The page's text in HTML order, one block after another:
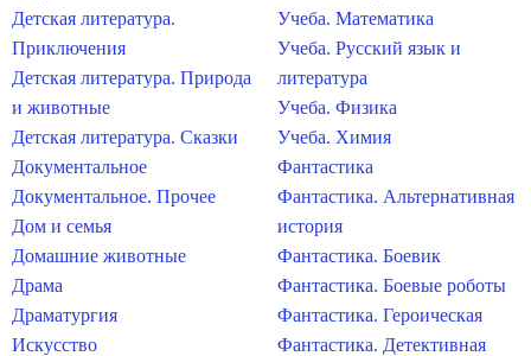
Детская литература.
Приключения
Детская литература. Природа
и животные
Детская литература. Сказки
Документальное
Документальное. Прочее
Дом и семья
Домашние животные
Драма
Драматургия
Искусство
Учеба. Математика
Учеба. Русский язык и
литература
Учеба. Физика
Учеба. Химия
Фантастика
Фантастика. Альтернативная
история
Фантастика. Боевик
Фантастика. Боевые роботы
Фантастика. Героическая
Фантастика. Детективная